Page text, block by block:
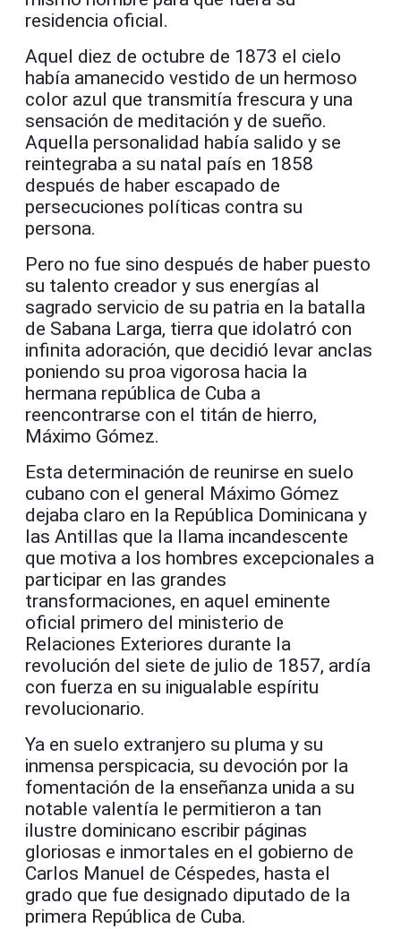
residencia oficial.
Aquel diez de octubre de 1873 el cielo
había amanecido vestido de un hermoso
color azul que transmitía frescura y una
sensación de meditación y de sueño.
Aquella personalidad había salido y se
reintegraba a su natal país en 1858
después de haber escapado de
persecuciones políticas contra su
persona.
Pero no fue sino después de haber puesto
su talento creador y sus energías al
sagrado servicio de su patria en la batalla
de Sabana Larga, tierra que idolatró con
infinita adoración, que decidió levar anclas
poniendo su proa vigorosa hacia la
hermana república de Cuba a
reencontrarse con el titán de hierro,
Máximo Gómez.
Esta determinación de reunirse en suelo
cubano con el general Máximo Gómez
dejaba claro en la República Dominicana y
las Antillas que la llama incandescente
que motiva a los hombres excepcionales a
participar en las grandes
transformaciones, en aquel eminente
oficial primero del ministerio de
Relaciones Exteriores durante la
revolución del siete de julio de 1857, ardía
con fuerza en su inigualable espíritu
revolucionario.
Ya en suelo extranjero su pluma y su
inmensa perspicacia, su devoción por la
fomentación de la enseñanza unida a su
notable valentía le permitieron a tan
ilustre dominicano escribir páginas
gloriosas e inmortales en el gobierno de
Carlos Manuel de Céspedes, hasta el
grado que fue designado diputado de la
primera República de Cuba.